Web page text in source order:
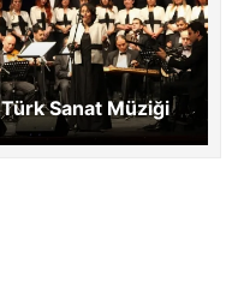
Türk Sanat Müziği